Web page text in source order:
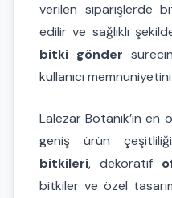
verilen siparişlerde
edilir ve sağlıklı
bitki gönder
kullanıcı memnuniyetini
Lalezar Botanik’in en
geniş ürün
bitkileri, dekoratif
bitkiler ve özel